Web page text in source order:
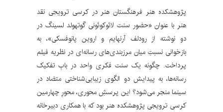
پژوهشکده هنر فرهنگستان هنر در کرسی ترویجی نقد
هنر با عنوان «حضور سنت لائوکوئونی گوتهولد لسینگ در
دو نوشته از رودلف آرنهایم و اروین پانوفسکی»، به
بازخوانی نسبتِ میان مرزبندی‌های رسانه‌ای در نظریه فیلم
پرداخت. چگونه یک سنت فکری واحد در بابِ تفکیک
رسانه‌ها، به پیدایش دو الگوی زیبایی‌شناختی متضاد در
سینما منجر می‌شود؟ این پرسشِ محوری، محورِ چهارمین
کرسی ترویجی پژوهشکده هنر بود که با همکاری دبیرخانه